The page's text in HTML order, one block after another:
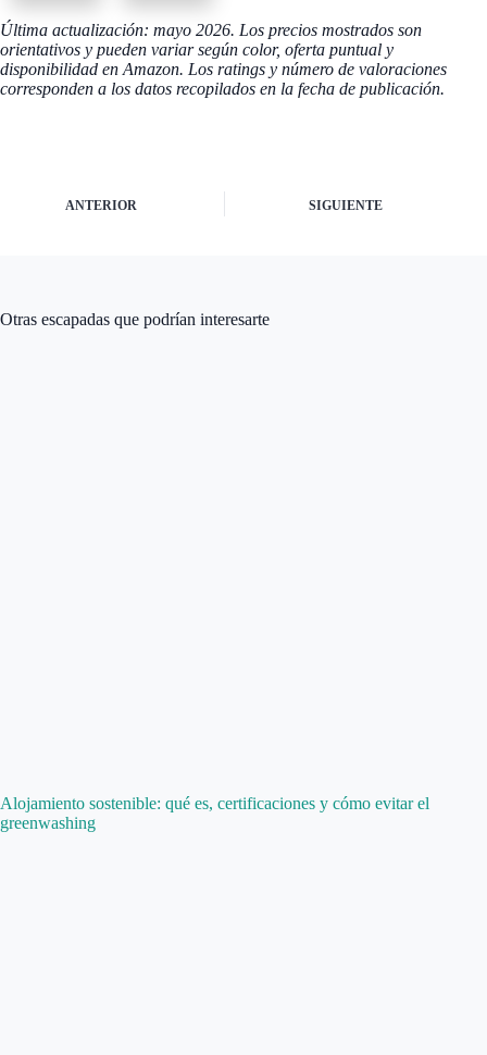
Ryanair
Última actualización: mayo 2026. Los precios mostrados son
orientativos y pueden variar según color, oferta puntual y
disponibilidad en Amazon. Los ratings y número de valoraciones
corresponden a los datos recopilados en la fecha de publicación.
ANTERIOR SIGUIENTE
Otras escapadas que podrían interesarte
Alojamiento sostenible: qué es, certificaciones y cómo evitar el
greenwashing